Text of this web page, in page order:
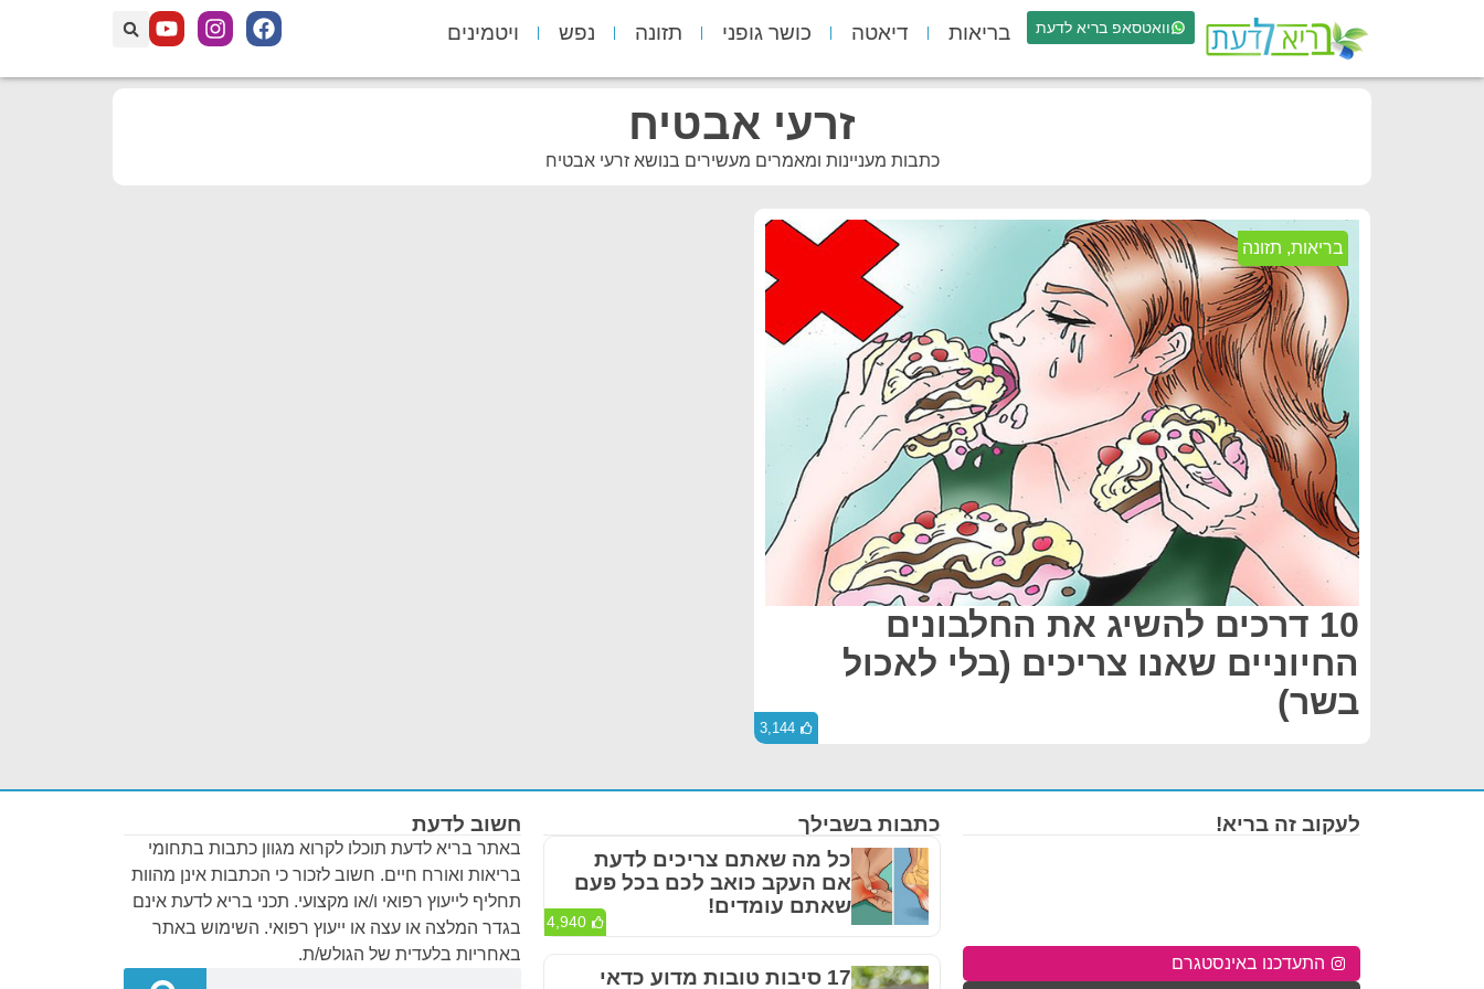
וואטסאפ בריא לדעת בריאות דיאטה כושר גופני תזונה נפש ויטמינים
זרעי אבטיח
כתבות מעניינות ומאמרים מעשירים בנושא זרעי אבטיח
בריאות, תזונה
10 דרכים להשיג את החלבונים
החיוניים שאנו צריכים (בלי לאכול
בשר)
3,144
חשוב לדעת
באתר בריא לדעת תוכלו לקרוא מגוון כתבות בתחומי
בריאות ואורח חיים. חשוב לזכור כי הכתבות אינן מהוות
תחליף לייעוץ רפואי ו/או מקצועי. תכני בריא לדעת אינם
בגדר המלצה או עצה או ייעוץ רפואי. השימוש באתר
באחריות בלעדית של הגולש/ת.
כתבות בשבילך
כל מה שאתם צריכים לדעת
אם העקב כואב לכם בכל פעם
שאתם עומדים!
4,940
17 סיבות טובות מדוע כדאי
לעקוב זה בריא!
התעדכנו באינסטגרם